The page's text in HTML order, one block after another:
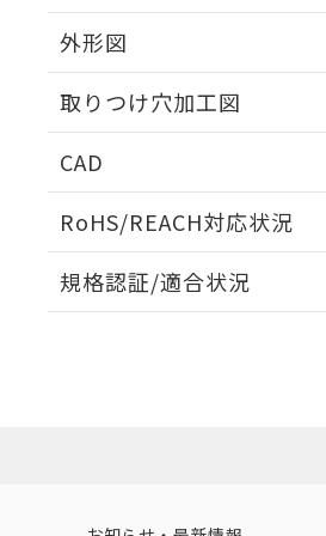
外形図
取りつけ穴加工図
CAD
RoHS/REACH対応状況
EU RoHS 注意事項・凡例
規格認証/適合状況